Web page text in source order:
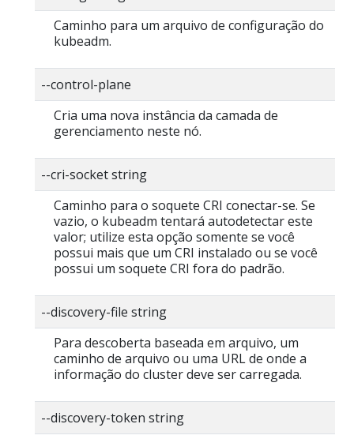
Caminho para um arquivo de configuração do
kubeadm.
--control-plane
Cria uma nova instância da camada de
gerenciamento neste nó.
--cri-socket string
Caminho para o soquete CRI conectar-se. Se
vazio, o kubeadm tentará autodetectar este
valor; utilize esta opção somente se você
possui mais que um CRI instalado ou se você
possui um soquete CRI fora do padrão.
--discovery-file string
Para descoberta baseada em arquivo, um
caminho de arquivo ou uma URL de onde a
informação do cluster deve ser carregada.
--discovery-token string